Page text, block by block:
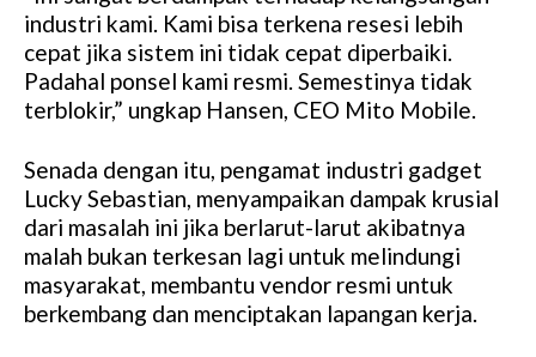
industri kami. Kami bisa terkena resesi lebih
cepat jika sistem ini tidak cepat diperbaiki.
Padahal ponsel kami resmi. Semestinya tidak
terblokir,” ungkap Hansen, CEO Mito Mobile.
Senada dengan itu, pengamat industri gadget
Lucky Sebastian, menyampaikan dampak krusial
dari masalah ini jika berlarut-larut akibatnya
malah bukan terkesan lagi untuk melindungi
masyarakat, membantu vendor resmi untuk
berkembang dan menciptakan lapangan kerja.